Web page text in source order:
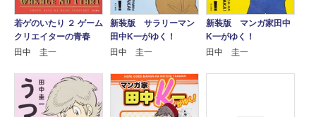
若ゲのいたり ２ ゲーム
クリエイターの青春
田中 圭一
新装版 サラリーマン
田中K一がゆく！
田中 圭一
新装版 マンガ家田中
K一がゆく！
田中 圭一